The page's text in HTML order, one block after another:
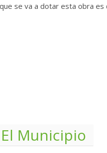
se va a dotar esta obra es
El Municipio